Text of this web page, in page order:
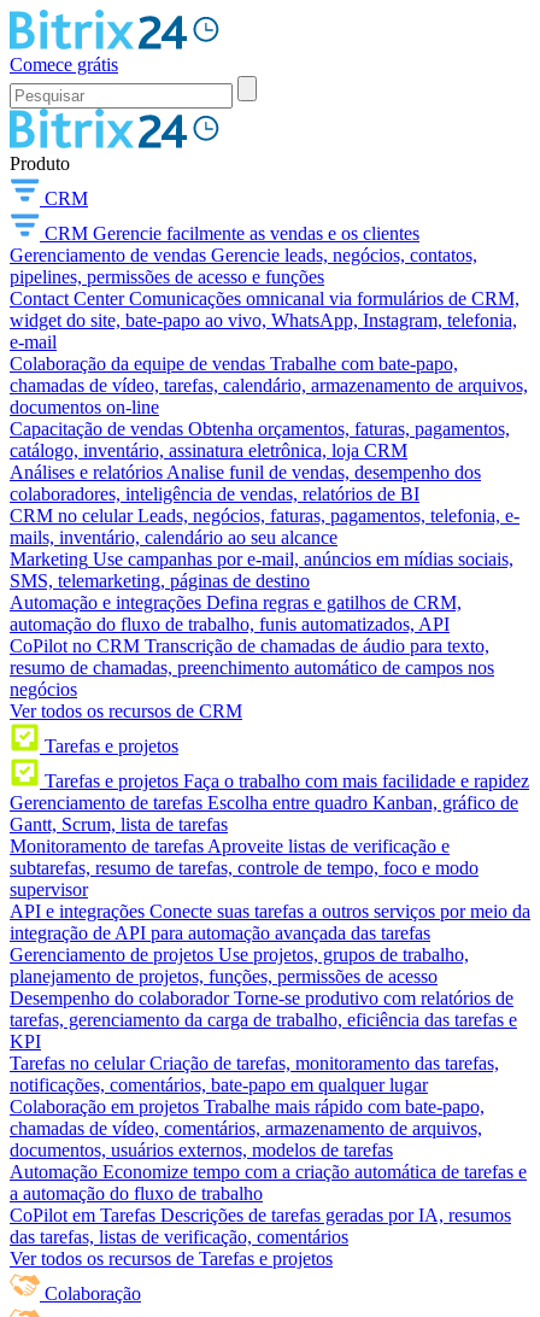
Comece grátis
Produto
CRM
CRM Gerencie facilmente as vendas e os clientes
Gerenciamento de vendas Gerencie leads, negócios, contatos,
pipelines, permissões de acesso e funções
Contact Center Comunicações omnicanal via formulários de CRM,
widget do site, bate-papo ao vivo, WhatsApp, Instagram, telefonia,
e-mail
Colaboração da equipe de vendas Trabalhe com bate-papo,
chamadas de vídeo, tarefas, calendário, armazenamento de arquivos,
documentos on-line
Capacitação de vendas Obtenha orçamentos, faturas, pagamentos,
catálogo, inventário, assinatura eletrônica, loja CRM
Análises e relatórios Analise funil de vendas, desempenho dos
colaboradores, inteligência de vendas, relatórios de BI
CRM no celular Leads, negócios, faturas, pagamentos, telefonia, e-
mails, inventário, calendário ao seu alcance
Marketing Use campanhas por e-mail, anúncios em mídias sociais,
SMS, telemarketing, páginas de destino
Automação e integrações Defina regras e gatilhos de CRM,
automação do fluxo de trabalho, funis automatizados, API
CoPilot no CRM Transcrição de chamadas de áudio para texto,
resumo de chamadas, preenchimento automático de campos nos
negócios
Ver todos os recursos de CRM
Tarefas e projetos
Tarefas e projetos Faça o trabalho com mais facilidade e rapidez
Gerenciamento de tarefas Escolha entre quadro Kanban, gráfico de
Gantt, Scrum, lista de tarefas
Monitoramento de tarefas Aproveite listas de verificação e
subtarefas, resumo de tarefas, controle de tempo, foco e modo
supervisor
API e integrações Conecte suas tarefas a outros serviços por meio da
integração de API para automação avançada das tarefas
Gerenciamento de projetos Use projetos, grupos de trabalho,
planejamento de projetos, funções, permissões de acesso
Desempenho do colaborador Torne-se produtivo com relatórios de
tarefas, gerenciamento da carga de trabalho, eficiência das tarefas e
KPI
Tarefas no celular Criação de tarefas, monitoramento das tarefas,
notificações, comentários, bate-papo em qualquer lugar
Colaboração em projetos Trabalhe mais rápido com bate-papo,
chamadas de vídeo, comentários, armazenamento de arquivos,
documentos, usuários externos, modelos de tarefas
Automação Economize tempo com a criação automática de tarefas e
a automação do fluxo de trabalho
CoPilot em Tarefas Descrições de tarefas geradas por IA, resumos
das tarefas, listas de verificação, comentários
Ver todos os recursos de Tarefas e projetos
Colaboração